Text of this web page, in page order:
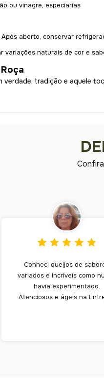
ou vinagre, especiarias
aberto, conservar
variações naturais de cor e
verdade, tradição e aquele
Conheci queijos de
variados e incríveis como
havia experimentado.
Atenciosos e ágeis na